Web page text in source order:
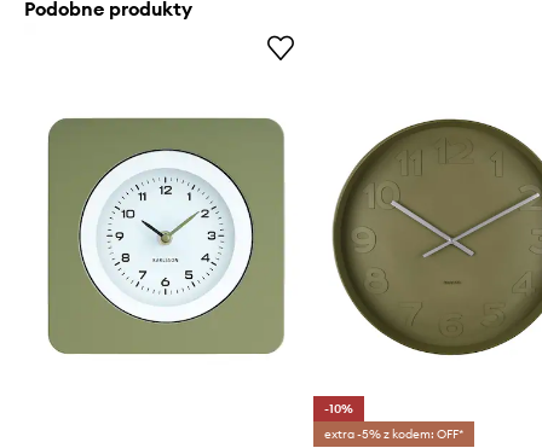
Podobne produkty
-10%
extra -5% z kodem: OFF*